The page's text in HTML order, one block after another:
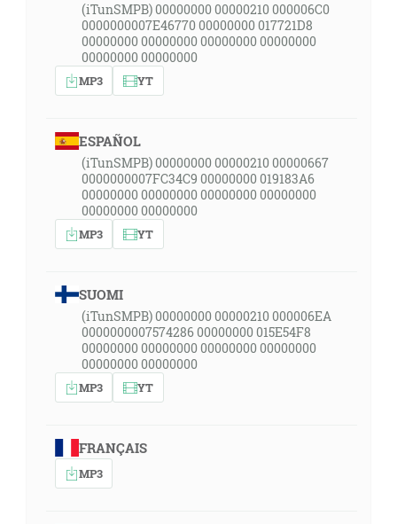
(iTunSMPB) 00000000 00000210 000006C0
0000000007E46770 00000000 017721D8
00000000 00000000 00000000 00000000
00000000 00000000
MP3 YT
ESPAÑOL
(iTunSMPB) 00000000 00000210 00000667
0000000007FC34C9 00000000 019183A6
00000000 00000000 00000000 00000000
00000000 00000000
MP3 YT
SUOMI
(iTunSMPB) 00000000 00000210 000006EA
0000000007574286 00000000 015E54F8
00000000 00000000 00000000 00000000
00000000 00000000
MP3 YT
FRANÇAIS
MP3